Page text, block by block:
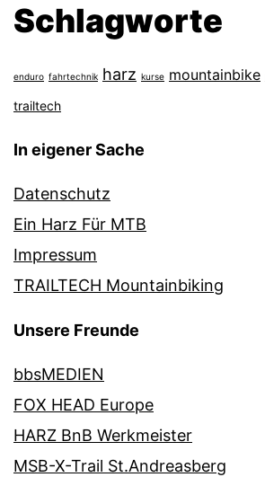
Schlagworte
enduro fahrtechnik harz kurse mountainbike
trailtech
In eigener Sache
Datenschutz
Ein Harz Für MTB
Impressum
TRAILTECH Mountainbiking
Unsere Freunde
bbsMEDIEN
FOX HEAD Europe
HARZ BnB Werkmeister
MSB-X-Trail St.Andreasberg